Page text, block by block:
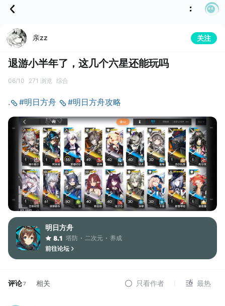
亲zz 关注
退游小半年了，这几个六星还能玩吗
06/10 271 浏览 综合
. #明日方舟 #明日方舟攻略
明日方舟
8.1 塔防 二次元
养成
前往论坛
评论7 相关 只看作者 最热